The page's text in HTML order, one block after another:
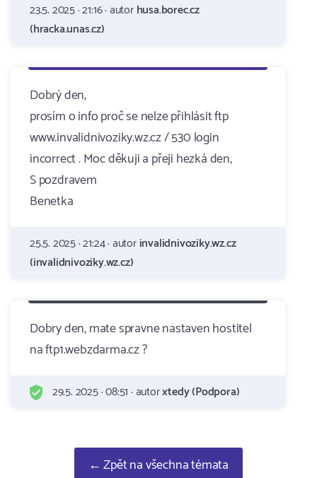
23.5. 2025 · 21:16 · autorhusa.borec.cz
(hracka.unas.cz)
Dobrý den,
prosím o info proč se nelze přihlásit ftp
www.invalidnivoziky.wz.cz / 530 login
incorrect . Moc děkuji a přeji hezká den,
S pozdravem
Benetka
25.5. 2025 · 21:24 · autorinvalidnivoziky.wz.cz
(invalidnivoziky.wz.cz)
Dobry den, mate spravne nastaven hostitel
na ftp1.webzdarma.cz ?
29.5. 2025 · 08:51 · autorxtedy (Podpora)
← Zpět na všechna témata